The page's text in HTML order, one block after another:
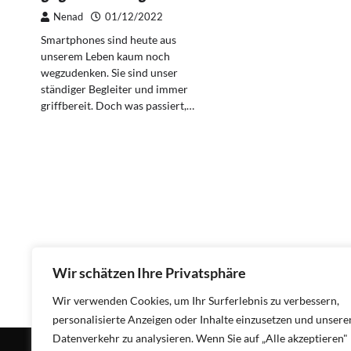
Wir schätzen Ihre Privatsphäre
Wir verwenden Cookies, um Ihr Surferlebnis zu verbessern,
personalisierte Anzeigen oder Inhalte einzusetzen und
Datenverkehr zu analysieren. Wenn Sie auf „Alle akzeptieren"
Nenad 01/12/2022
Smartphones sind heute aus
unserem Leben kaum noch
wegzudenken. Sie sind unser
ständiger Begleiter und immer
griffbereit. Doch was passiert,…